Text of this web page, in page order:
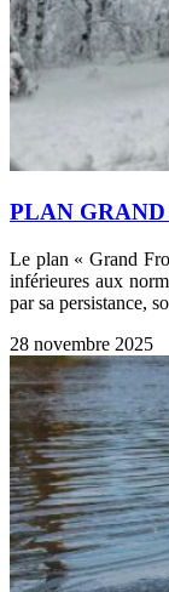
PLAN
Le plan « Grand
inférieures aux
par sa persistance,
28 novembre 2025